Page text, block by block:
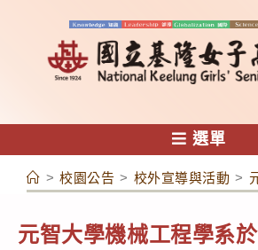
容
選單
> 校園公告 > 校外宣導與活動 >
元智大學機械工程學系